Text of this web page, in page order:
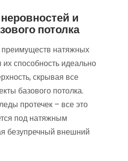
и
потолка
натяжных
их способность идеально
скрывая все
базового потолка.
протечек – все это
под натяжным
безупречный внешний